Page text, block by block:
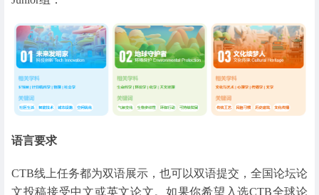
语言要求
CTB线上任务都为双语展示，也可以双语提交，全国论坛论
文投稿接受中文或英文论文。如果你希望入选CTB全球论